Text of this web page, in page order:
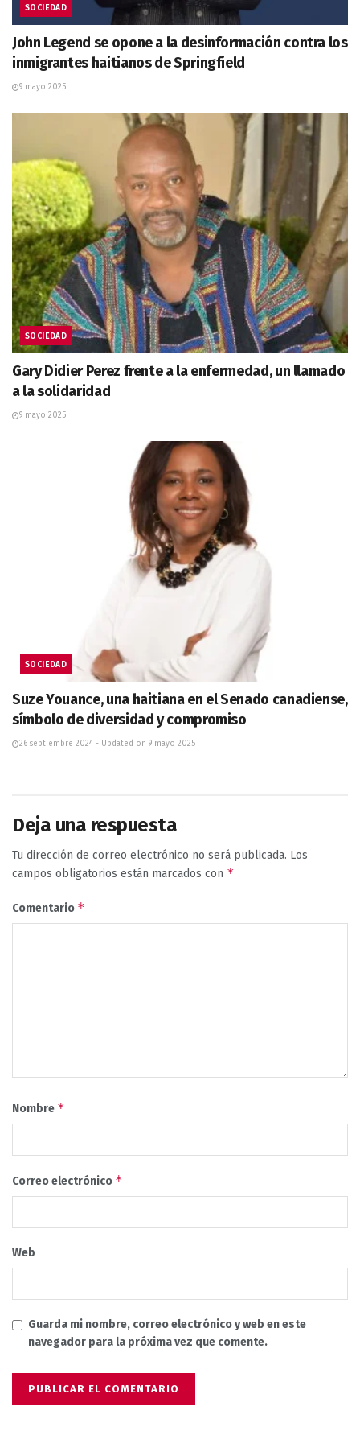
SOCIEDAD
John Legend se opone a la desinformación contra los
inmigrantes haitianos de Springfield
9 mayo 2025
SOCIEDAD
Gary Didier Perez frente a la enfermedad, un llamado
a la solidaridad
9 mayo 2025
SOCIEDAD
Suze Youance, una haitiana en el Senado canadiense,
símbolo de diversidad y compromiso
26 septiembre 2024 - Updated on 9 mayo 2025
Deja una respuesta
Tu dirección de correo electrónico no será publicada. Los
campos obligatorios están marcados con *
Comentario *
Nombre *
Correo electrónico *
Web
Guarda mi nombre, correo electrónico y web en este
navegador para la próxima vez que comente.